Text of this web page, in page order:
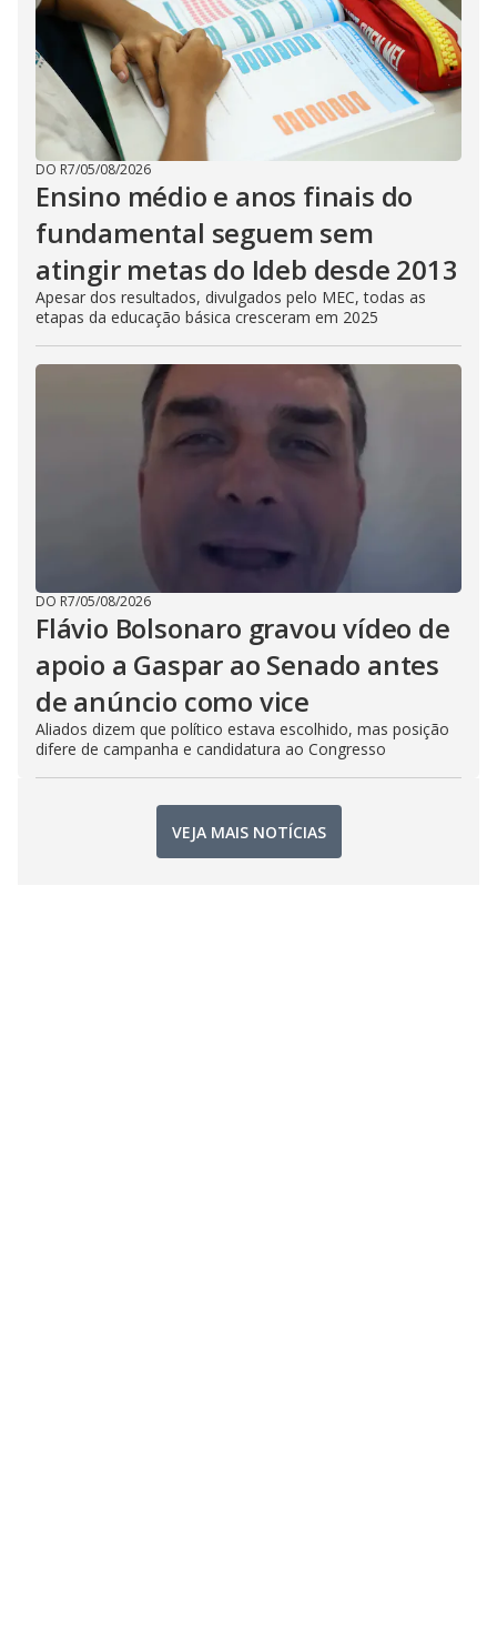
DO R7/05/08/2026
Ensino médio e anos finais do
fundamental seguem sem
atingir metas do Ideb desde 2013
Apesar dos resultados, divulgados pelo MEC, todas as
etapas da educação básica cresceram em 2025
DO R7/05/08/2026
Flávio Bolsonaro gravou vídeo de
apoio a Gaspar ao Senado antes
de anúncio como vice
Aliados dizem que político estava escolhido, mas posição
difere de campanha e candidatura ao Congresso
VEJA MAIS NOTÍCIAS